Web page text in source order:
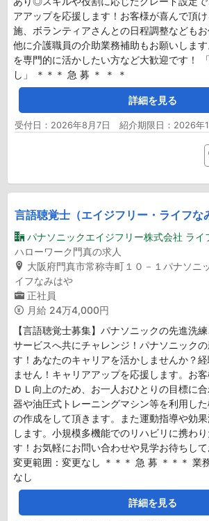
アアップを応援します！お客様が喜んで頂
施、ボランティアさんとの日程調整なども
他に介護職員の介助業務補助もお願いしま
を専門的に活かしたい方など大歓迎です！
し」 ＊＊＊ 急 募 ＊ ＊ ＊
詳細を見る
受付日：2026年8月7日 紹介期限日：2026年
言語聴覚士（エイジフリー・ライフな
パナソニックエイジフリー株式会社 ライ
ハローワーク門真の求人
大阪府門真市常称寺町１０－１パナソニ
イフなみはや
正社員
月給 24万4,000円
【言語聴覚士募集】パナソニックの先進洗
サービスへ共にチャレンジ！パナソニック
す！あなたのキャリアを活かしませんか？
ません！キャリアアップを応援します。お
ＤＬ向上のため、お一人おひとりの目標に
器や油圧式トレーニングマシン等を利用し
の作成をして頂きます。また運動指導や効
します。小規模多機能でのリハビリに携わ
す！お気軽にお問い合わせや見学お待ちし
変更範囲：変更なし ＊＊＊ 急 募 ＊＊＊ 業
なし
詳細を見る